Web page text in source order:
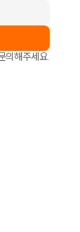
의해주세요.